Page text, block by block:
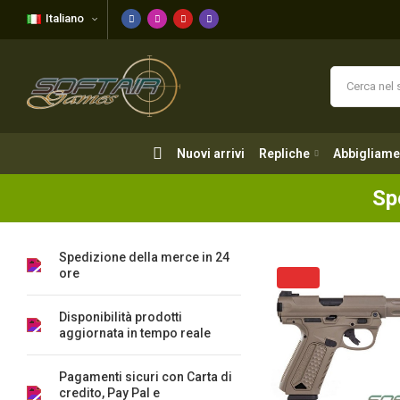
Italiano
Nuovi arrivi Repliche
Nuovi arrivi
Spedizione della merce in 24
ore
Disponibilità prodotti
aggiornata in tempo reale
Pagamenti sicuri con Carta di
credito, Pay Pal e